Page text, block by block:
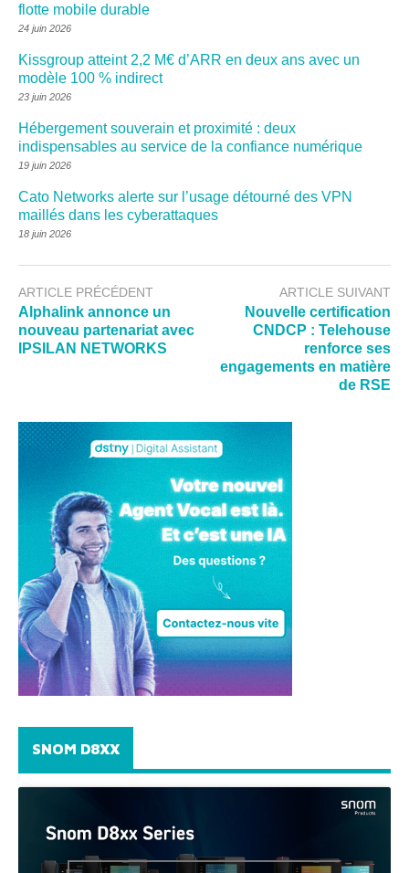
flotte mobile durable
24 juin 2026
Kissgroup atteint 2,2 M€ d’ARR en deux ans avec un
modèle 100 % indirect
23 juin 2026
Hébergement souverain et proximité : deux
indispensables au service de la confiance numérique
19 juin 2026
Cato Networks alerte sur l’usage détourné des VPN
maillés dans les cyberattaques
18 juin 2026
ARTICLE PRÉCÉDENT
Alphalink annonce un
nouveau partenariat avec
IPSILAN NETWORKS
ARTICLE SUIVANT
Nouvelle certification
CNDCP : Telehouse
renforce ses
engagements en matière
de RSE
SNOM D8XX